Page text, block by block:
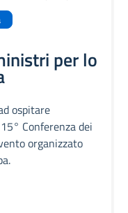
per lo
ospitare
Conferenza dei
organizzato